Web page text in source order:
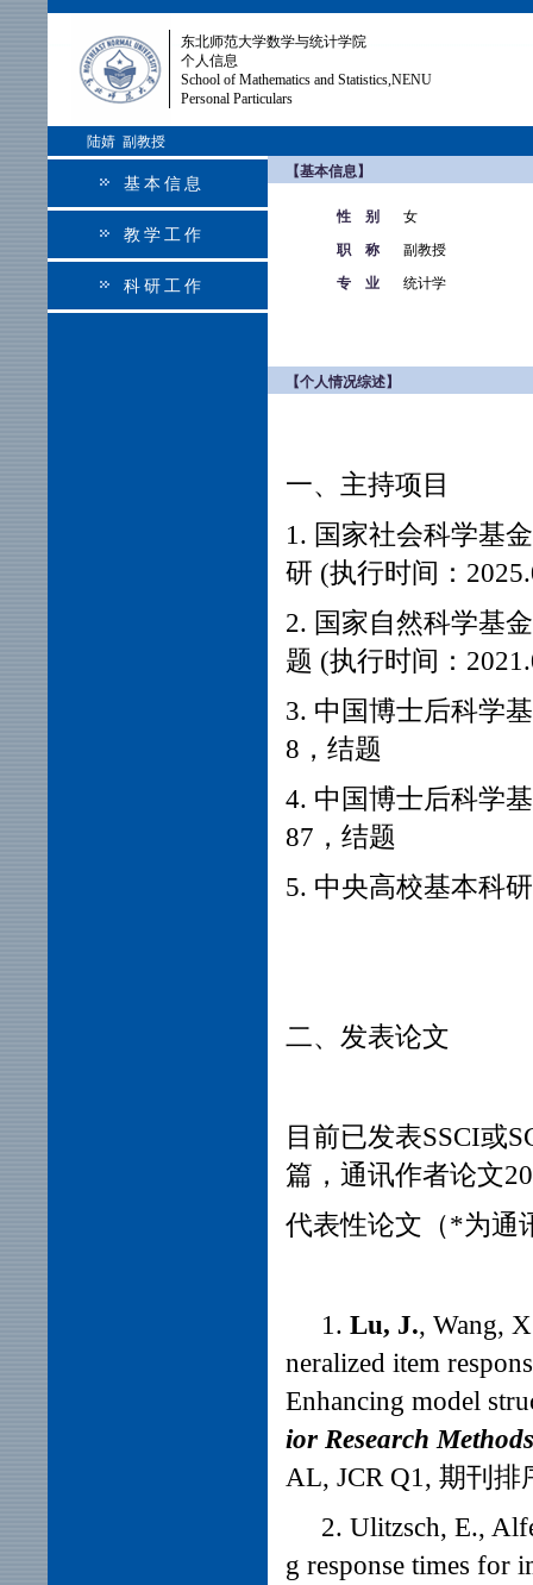
东北师范大学数学与统计学院
个人信息
School of Mathematics and Statistics,NENU
Personal Particulars
陆婧 副教授
基本信息
教学工作
科研工作
【基本信息】
性 别
女
职 称
副教授
专 业
统计学
【个人情况综述】
一、 主持项目
1. 国家社会科学基
研 (执行时间：
2. 国家自然科学基
题 (执行时间：
3. 中国博士后科学
8 ，结题
4. 中国博士后科学
87 ，结题
5. 中央高校基本科
二、发表论文
目前已发表SSCI或
篇，通讯作者论文
代表性论文（*为通
1. Lu, J., Wang,
neralized item
Enhancing model
ior Research Methods
AL, JCR Q1, 期刊排
2. Ulitzsch, E.,
g response times for